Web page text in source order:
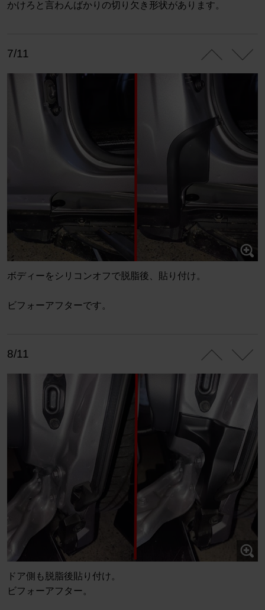
かけろと言わんばかりの切り欠き形状があります。
7/11
ボディーをシリコンオフで脱脂後、貼り付け。
ビフォーアフターです。
8/11
ドア側も脱脂後貼り付け。
ビフォーアフター。